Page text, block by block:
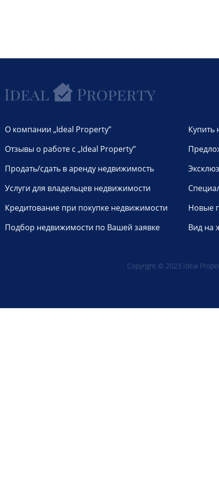
О компании „Ideal Property”
Отзывы о работе с „Ideal Property”
Продать/сдать в аренду недвижимость
Услуги для владельцев недвижимости
Кредитование при покупке недвижимости
Подбор недвижимости по Вашей заявке
Купить
Новые
Вид на
Copyright © 2023 Ideal